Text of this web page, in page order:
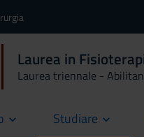
Laurea in
Laurea triennale -
Studiare